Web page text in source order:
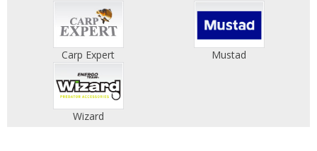
Carp Expert Mustad
Wizard